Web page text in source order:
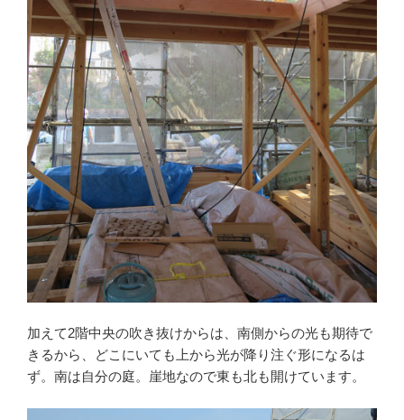
加えて2階中央の吹き抜けからは、南側からの光も期待で
きるから、どこにいても上から光が降り注ぐ形になるは
ず。南は自分の庭。崖地なので東も北も開けています。